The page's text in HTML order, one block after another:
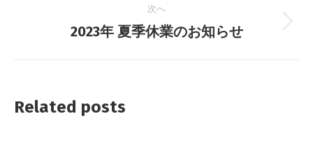
ョ
稿:
次へ
次
2023年 夏季休業のお知らせ
Related posts